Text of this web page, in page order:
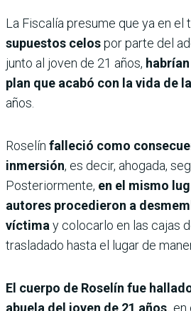
La Fiscalía presume que ya en el
supuestos celospor parte del
junto al joven de 21 años,
plan que acabó con la vida de
años.
Roselín falleció como
inmersión, es decir, ahogada,
Posteriormente, en el mismo
autores procedieron a
víctima y colocarlo en las cajas
trasladado hasta el lugar de
El cuerpo de Roselín fue
abuela del joven de 21 años, en